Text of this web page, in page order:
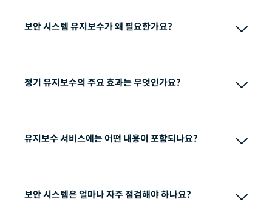
보안 시스템 유지보수가 왜 필요한가요?
정기 유지보수의 주요 효과는 무엇인가요?
예상치 못한 장애 발생 예방
안정적인 보안 운영 지원
유지보수 서비스에는 어떤 내용이 포함되나요?
시스템 상태 점검 및 운영 확인
보안 시스템은 얼마나 자주 점검해야 하나요?